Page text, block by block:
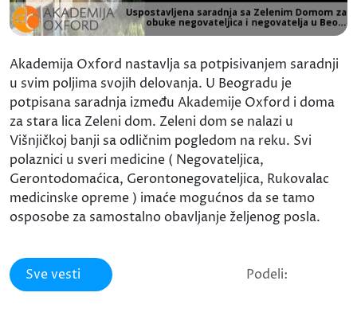
Akademija Oxford nastavlja sa potpisivanjem saradnji
u svim poljima svojih delovanja. U Beogradu je
potpisana saradnja između Akademije Oxford i doma
za stara lica Zeleni dom. Zeleni dom se nalazi u
Višnjičkoj banji sa odličnim pogledom na reku. Svi
polaznici u sveri medicine ( Negovateljica,
Gerontodomaćica, Gerontonegovateljica, Rukovalac
medicinske opreme ) imaće mogućnos da se tamo
osposobe za samostalno obavljanje željenog posla.
Sve vesti Podeli: